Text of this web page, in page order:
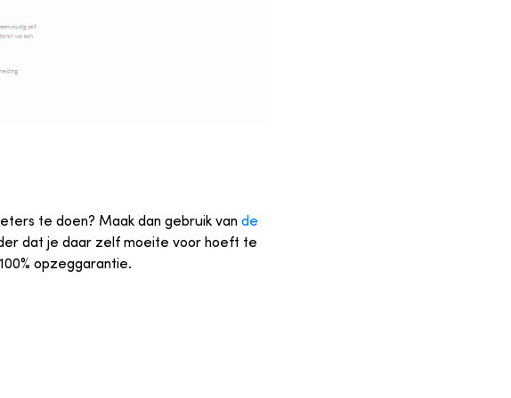
te doen? Maak dan gebruik van de
dat je daar zelf moeite voor hoeft te
opzeggarantie.